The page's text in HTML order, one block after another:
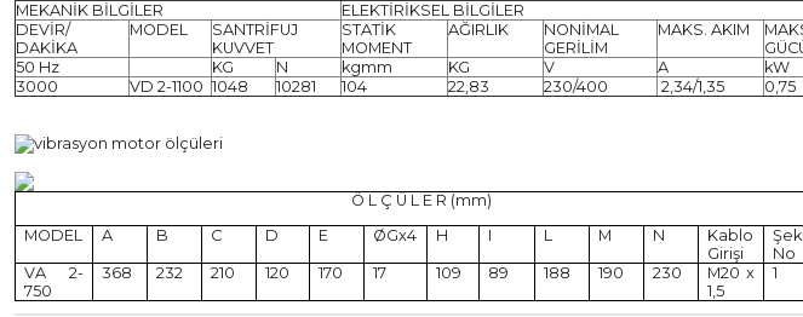
MEKANİK BİLGİLER
ELEKTİRİKSEL BİLGİLER
DEVİR/
DAKİKA
MODEL
SANTRİFUJ
KUVVET
STATİK
MOMENT
AĞIRLIK
NONİMAL
GERİLİM
MAKS. AKIM
50 Hz
KG N kgmm KG V A
kW
3000
VD 2-1100 1048 10281 104 22,83 230/400 2,34/1,35 0,75
Ö L Ç Ü L E R (mm)
MODEL
A B C D E ØGx4 H I L M N
Kablo
Girişi
No
VA 2-
750
368 232 210 120 170 17 109 89 188 190 230
M20 x
1,5
1